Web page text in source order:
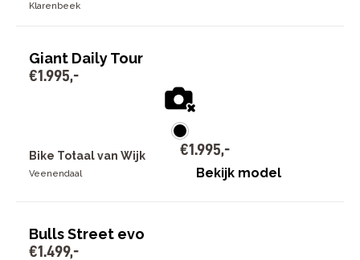
Klarenbeek
Giant Daily Tour
€1 .995,-
Bike Totaal van Wijk
Veenendaal
€1 .995,-
Bekijk model
Bulls Street evo
€1 .499,-